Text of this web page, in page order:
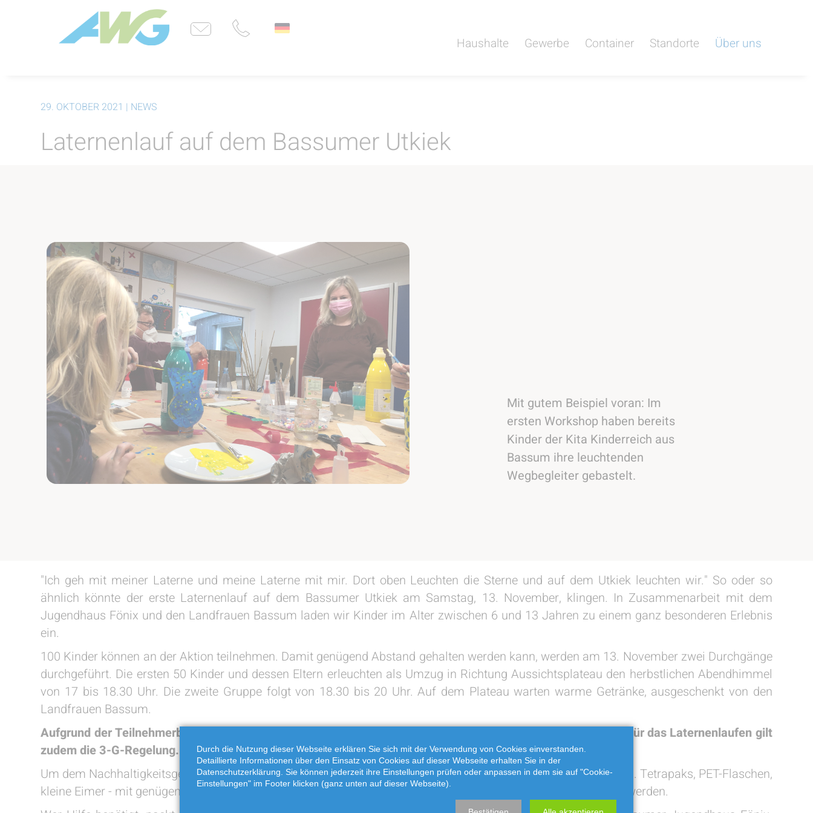
Haushalte Gewerbe Container Standorte Über uns
29. OKTOBER 2021 | NEWS
Laternenlauf auf dem Bassumer Utkiek
Mit gutem Beispiel voran: Im
ersten Workshop haben bereits
Kinder der Kita Kinderreich aus
Bassum ihre leuchtenden
Wegbegleiter gebastelt.
"Ich geh mit meiner Laterne und meine Laterne mit mir. Dort oben Leuchten die Sterne und auf dem Utkiek leuchten wir." So oder so
ähnlich könnte der erste Laternenlauf auf dem Bassumer Utkiek am Samstag, 13. November, klingen. In Zusammenarbeit mit dem
Jugendhaus Fönix und den Landfrauen Bassum laden wir Kinder im Alter zwischen 6 und 13 Jahren zu einem ganz besonderen Erlebnis
ein.
100 Kinder können an der Aktion teilnehmen. Damit genügend Abstand gehalten werden kann, werden am 13. November zwei Durchgänge
durchgeführt. Die ersten 50 Kinder und dessen Eltern erleuchten als Umzug in Richtung Aussichtsplateau den herbstlichen Abendhimmel
von 17 bis 18.30 Uhr. Die zweite Gruppe folgt von 18.30 bis 20 Uhr. Auf dem Plateau warten warme Getränke, ausgeschenkt von den
Landfrauen Bassum.
Aufgrund der Teilnehmerbeschränkung ist eine Anmeldung per E-Mail an libbertz@jugend.bassum.de nötig! Für das Laternenlaufen gilt
zudem die 3-G-Regelung.
Um dem Nachhaltigkeitsgedanken Rechnung zu tragen, sollten die Laternen aus recycelten Materialien bestehen. Tetrapaks, PET-Flaschen,
kleine Eimer - mit genügend Fantasie, ein bisschen Farbe und anderen Materialien kann aus allem eine Laterne werden.
Durch die Nutzung dieser Webseite erklären Sie sich mit der Verwendung von Cookies einverstanden.
Detaillierte Informationen über den Einsatz von Cookies auf dieser Webseite erhalten Sie in der
Datenschutzerklärung. Sie können jederzeit ihre Einstellungen prüfen oder anpassen in dem sie auf "Cookie-
Einstellungen" im Footer klicken (ganz unten auf dieser Webseite).